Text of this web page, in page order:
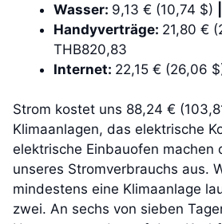
Wasser: 9,13 € (10,74 $)
Handyverträge: 21,80 €
THB820,83
Internet: 22,15 € (26,06
Strom kostet uns 88,24 €
Klimaanlagen, das elektrische
elektrische Einbauofen machen
unseres Stromverbrauchs aus.
mindestens eine Klimaanlage
zwei. An sechs von sieben